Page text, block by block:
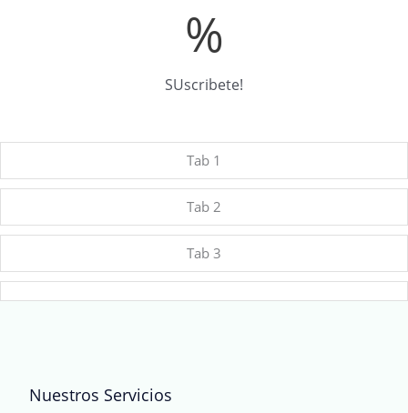
%
SUscribete!
Tab 1
Tab 2
Tab 3
Nuestros Servicios